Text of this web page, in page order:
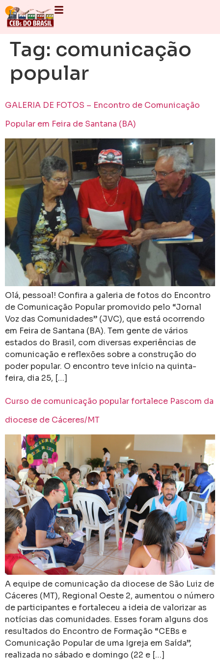
Tag: comunicação
popular
GALERIA DE FOTOS – Encontro de Comunicação
Popular em Feira de Santana (BA)
Olá, pessoal! Confira a galeria de fotos do Encontro
de Comunicação Popular promovido pelo “Jornal
Voz das Comunidades” (JVC), que está ocorrendo
em Feira de Santana (BA). Tem gente de vários
estados do Brasil, com diversas experiências de
comunicação e reflexões sobre a construção do
poder popular. O encontro teve início na quinta-
feira, dia 25, […]
Curso de comunicação popular fortalece Pascom da
diocese de Cáceres/MT
A equipe de comunicação da diocese de São Luiz de
Cáceres (MT), Regional Oeste 2, aumentou o número
de participantes e fortaleceu a ideia de valorizar as
notícias das comunidades. Esses foram alguns dos
resultados do Encontro de Formação “CEBs e
Comunicação Popular de uma Igreja em Saída”,
realizada no sábado e domingo (22 e […]